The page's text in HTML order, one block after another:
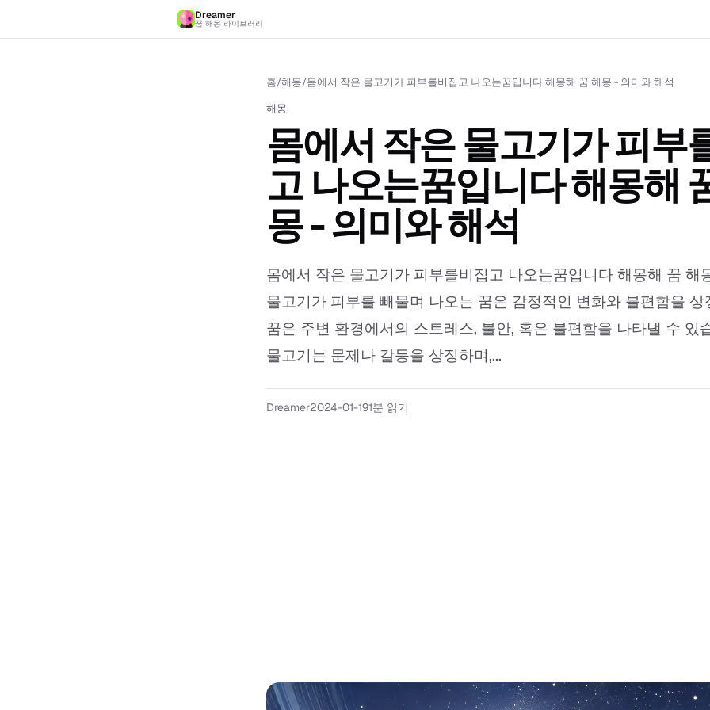
Dreamer
꿈 해몽 라이브러리
홈/해몽/몸에서 작은 물고기가 피부를비집고 나오는꿈입니다 해몽해 꿈 해몽 - 의미와 해석
해몽
몸에서 작은 물고기가 피부
고 나오는꿈입니다 해몽해
몽 - 의미와 해석
몸에서 작은 물고기가 피부를비집고 나오는꿈입니다 해몽해 꿈 해
물고기가 피부를 빼물며 나오는 꿈은 감정적인 변화와 불편함을 상
꿈은 주변 환경에서의 스트레스, 불안, 혹은 불편함을 나타낼 수 있
물고기는 문제나 갈등을 상징하며,...
Dreamer2024-01-191분 읽기